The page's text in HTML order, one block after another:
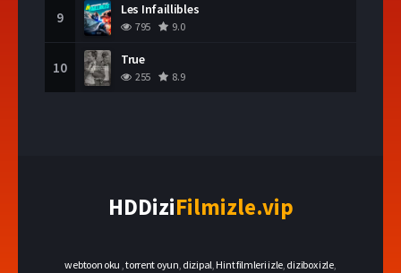
9 Les Infaillibles
795 9.0
10 True
255 8.9
HDDiziFilmizle.vip
webtoon oku ,torrent oyun, dizipal, Hint filmleri izle, dizibox izle,